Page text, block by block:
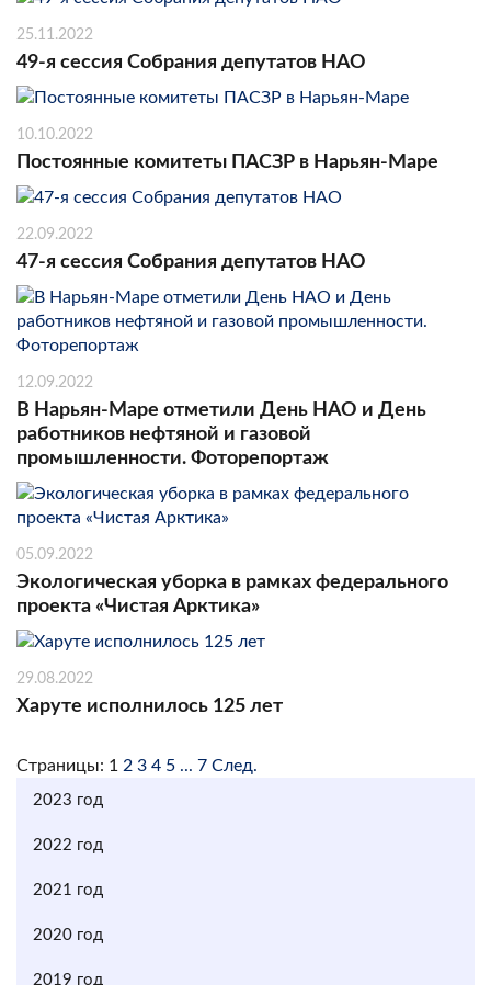
25.11.2022
49-я сессия Собрания депутатов НАО
10.10.2022
Постоянные комитеты ПАСЗР в Нарьян-Маре
22.09.2022
47-я сессия Собрания депутатов НАО
12.09.2022
В Нарьян-Маре отметили День НАО и День
работников нефтяной и газовой
промышленности. Фоторепортаж
05.09.2022
Экологическая уборка в рамках федерального
проекта «Чистая Арктика»
29.08.2022
Харуте исполнилось 125 лет
Страницы: 1 2 3 4 5 ... 7 След.
2023 год
2022 год
2021 год
2020 год
2019 год